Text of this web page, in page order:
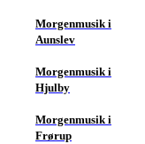
Morgenmusik i
Aunslev
Morgenmusik i
Hjulby
Morgenmusik i
Frørup